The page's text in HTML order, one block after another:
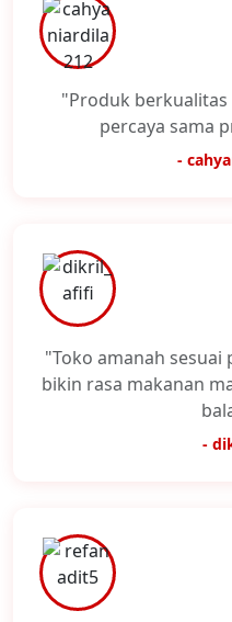
"Produk
percaya sama
-
"Toko amanah
bikin rasa makanan
-